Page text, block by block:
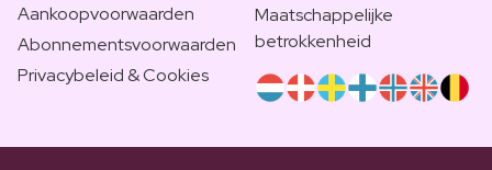
Aankoopvoorwaarden
Abonnementsvoorwaarden
Privacybeleid & Cookies
Maatschappelijke
betrokkenheid